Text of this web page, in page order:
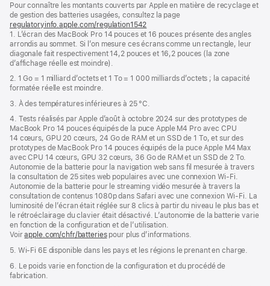
de
page
de
bas
de
page
Pour connaître les montants couverts par Apple en matière de recyclage et
de gestion des batteries usagées, consultez la page
regulatoryinfo.apple.com/regulation1542
dans
une
nouvelle
1. L’écran des MacBook Pro 14 pouces et 16 pouces présente des angles
arrondis au sommet. Si l’on mesure ces écrans comme un rectangle, leur
diagonale fait respectivement 14,2 pouces et 16,2 pouces (la zone
d’affichage réelle est moindre).
2. 1 Go = 1 milliard d’octets et 1 To = 1 000 milliards d’octets ; la capacité
formatée réelle est moindre.
3. À des températures inférieures à 25 °C.
4. Tests réalisés par Apple d’août à octobre 2024 sur des prototypes de
MacBook Pro 14 pouces équipés de la puce Apple M4 Pro avec CPU
14 cœurs, GPU 20 cœurs, 24 Go de RAM et un SSD de 1 To, et sur des
prototypes de MacBook Pro 14 pouces équipés de la puce Apple M4 Max
avec CPU 14 cœurs, GPU 32 cœurs, 36 Go de RAM et un SSD de 2 To.
Autonomie de la batterie pour la navigation web sans fil mesurée à travers
la consultation de 25 sites web populaires avec une connexion Wi-Fi.
Autonomie de la batterie pour le streaming vidéo mesurée à travers la
consultation de contenus 1080p dans Safari avec une connexion Wi-Fi. La
luminosité de l’écran était réglée sur 8 clics à partir du niveau le plus bas et
le rétroéclairage du clavier était désactivé. L’autonomie de la batterie varie
en fonction de la configuration et de l’utilisation.
Voirapple.com/chfr/batteriespour plus d’informations.
5. Wi-Fi 6E disponible dans les pays et les régions le prenant en charge.
6. Le poids varie en fonction de la configuration et du procédé de
fabrication.